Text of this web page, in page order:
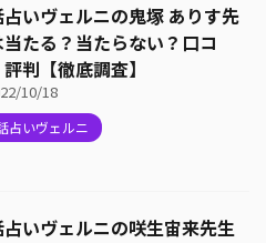
占いヴェルニの鬼塚 ありす先
たる？当たらない？口コ
判【徹底調査】
10/18
占いヴェルニ
占いヴェルニの咲生宙来先生